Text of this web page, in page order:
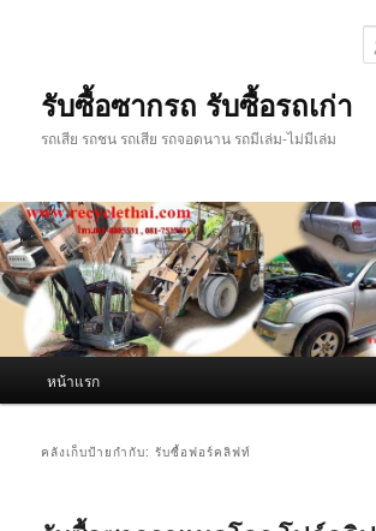
รับซื้อซากรถ รับซื้อรถเก่า
รถเสีย รถชน รถเสีย รถจอดนาน รถมีเล่ม-ไม่มีเล่ม
หน้าแรก
คลังเก็บป้ายกำกับ:รับซื้อฟอร์คลิฟท์